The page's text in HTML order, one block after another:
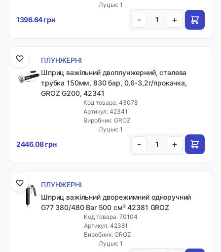
Луцьк: 1
1396.64 грн - +
ПЛУНЖЕРНІ
Шприц важільний двоплунжерний, сталева
трубка 150мм, 830 бар, 0,6-3,2г/прокачка,
GROZ G200, 42341
Код товара: 43078
Артикул: 42341
Виробник: GROZ
Луцьк: 1
2446.08 грн - +
ПЛУНЖЕРНІ
Шприц важільний дворежимний одноручний
G77 380/480 Bar 500 см³ 42381 GROZ
Код товара: 70104
Артикул: 42381
Виробник: GROZ
Луцьк: 1